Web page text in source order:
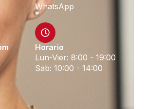
WhatsApp
Horario
Lun-Vier: 8:00 - 19:00
Sab: 10:00 - 14:00